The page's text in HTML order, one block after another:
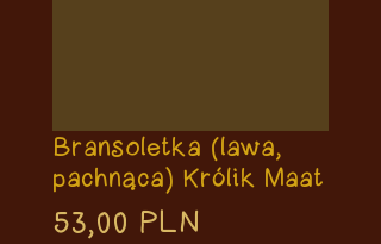
Bransoletka (lawa,
pachnąca) Królik Maat
53,00 PLN